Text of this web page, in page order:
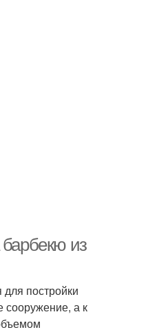
из
постройки
сооружение, а к